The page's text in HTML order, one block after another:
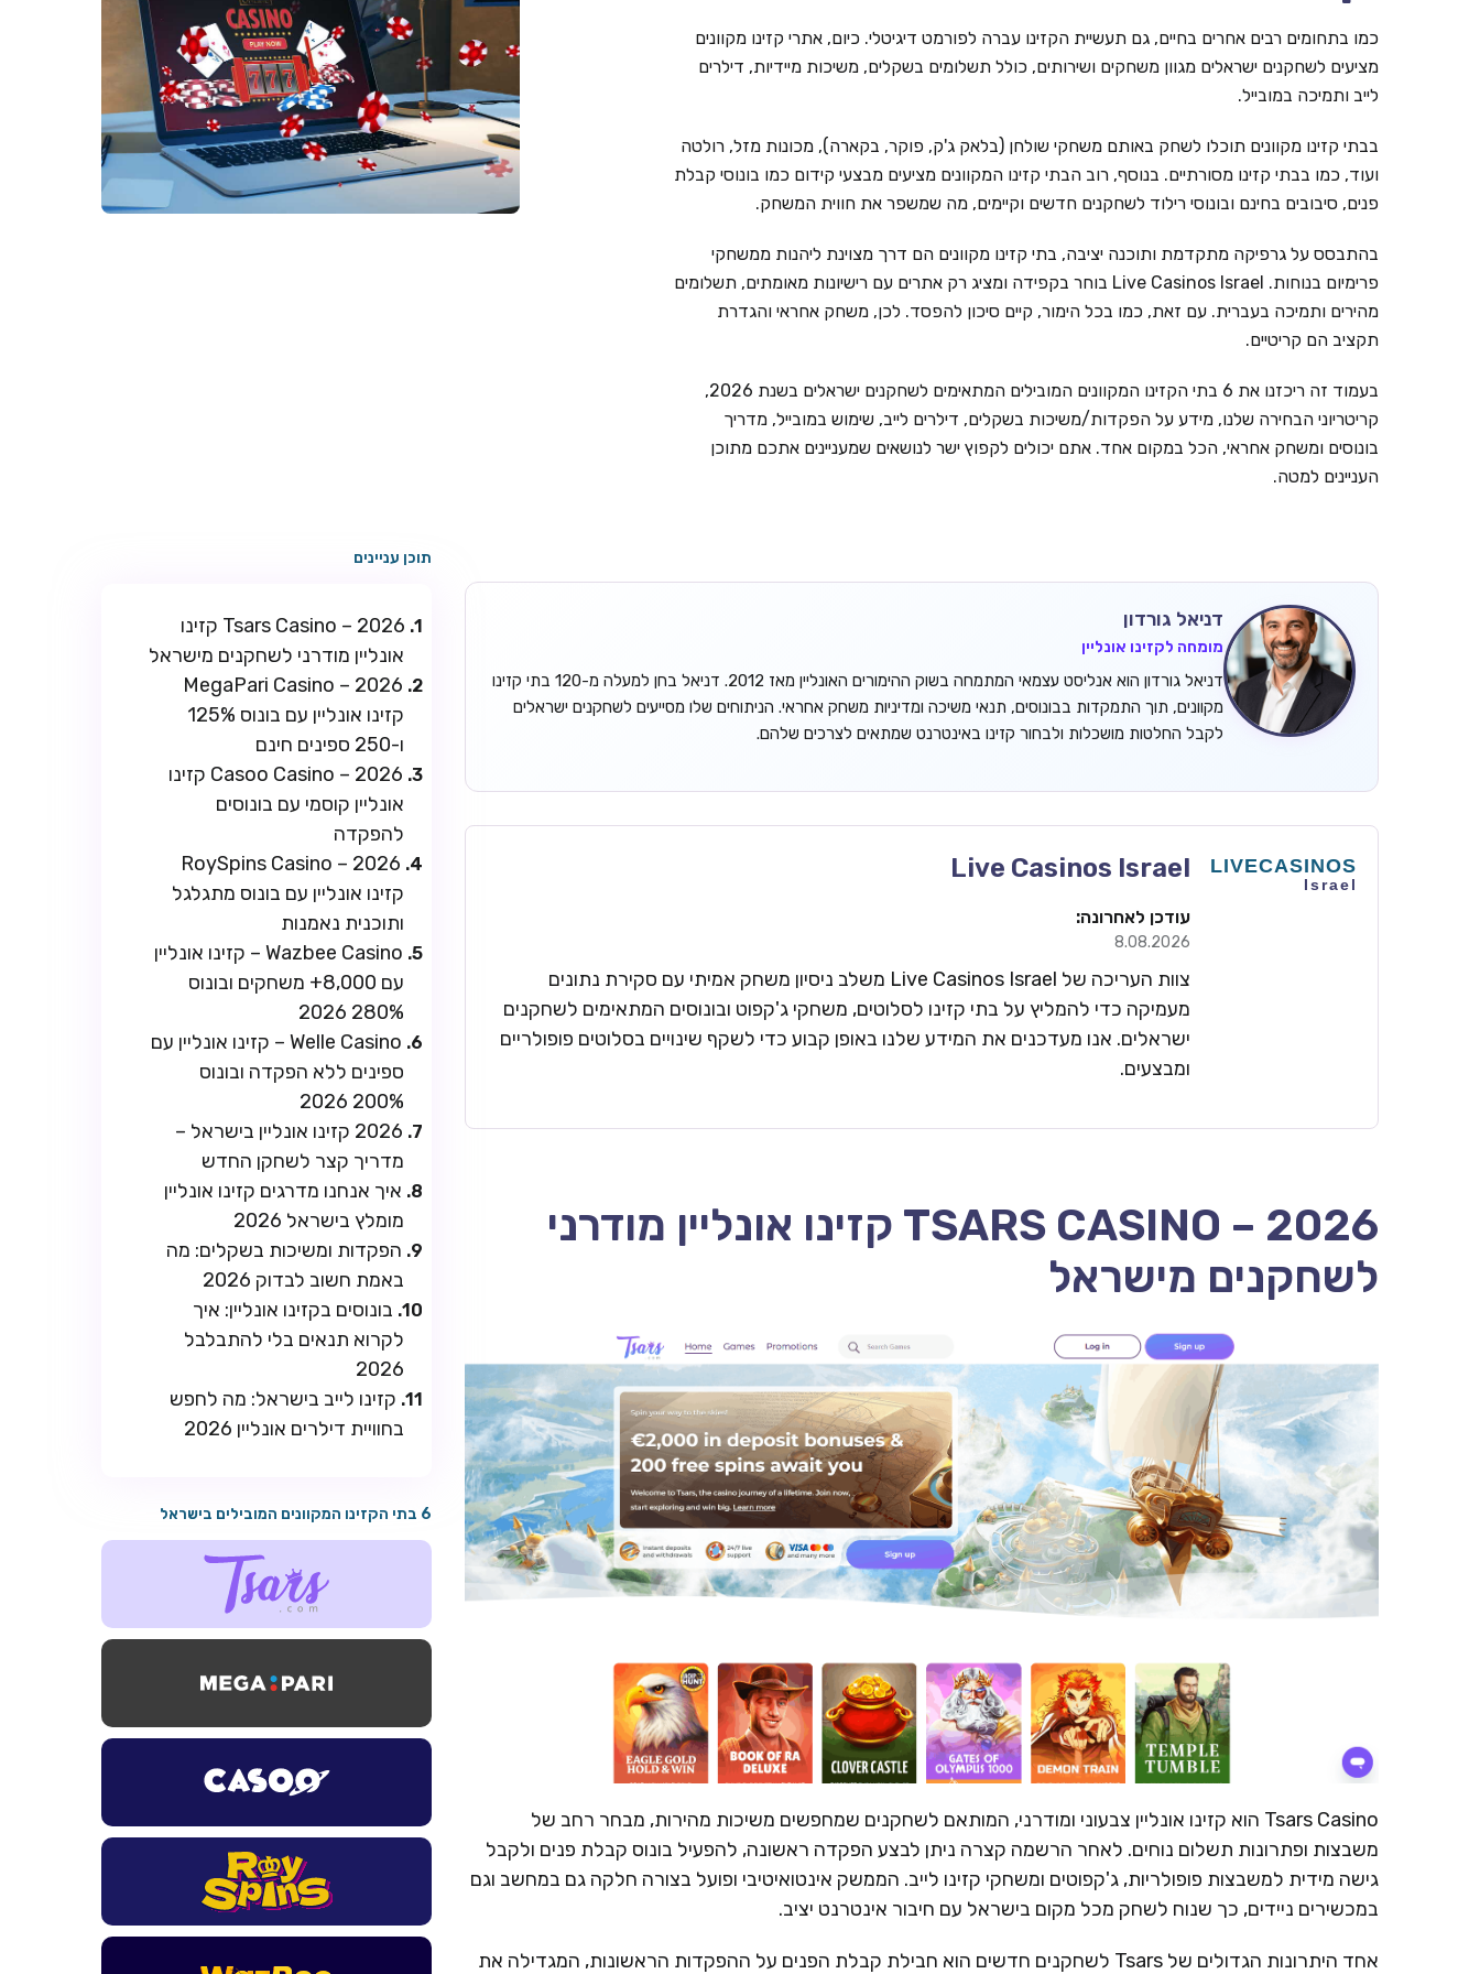
כמו בתחומים רבים אחרים בחיים, גם תעשיית הקזינו עברה לפורמט דיגיטלי. כיום, אתרי קזינו מקוונים
מציעים לשחקנים ישראלים מגוון משחקים ושירותים, כולל תשלומים בשקלים, משיכות מיידיות, דילרים
לייב ותמיכה במובייל.
בבתי קזינו מקוונים תוכלו לשחק באותם משחקי שולחן (בלאק ג'ק, פוקר, בקארה), מכונות מזל, רולטה
ועוד, כמו בבתי קזינו מסורתיים. בנוסף, רוב הבתי קזינו המקוונים מציעים מבצעי קידום כמו בונוסי קבלת
פנים, סיבובים בחינם ובונוסי רילוד לשחקנים חדשים וקיימים, מה שמשפר את חווית המשחק.
בהתבסס על גרפיקה מתקדמת ותוכנה יציבה, בתי קזינו מקוונים הם דרך מצוינת ליהנות ממשחקי
פרימיום בנוחות. Live Casinos Israel בוחר בקפידה ומציג רק אתרים עם רישיונות מאומתים, תשלומים
מהירים ותמיכה בעברית. עם זאת, כמו בכל הימור, קיים סיכון להפסד. לכן, משחק אחראי והגדרת
תקציב הם קריטיים.
בעמוד זה ריכזנו את 6 בתי הקזינו המקוונים המובילים המתאימים לשחקנים ישראלים בשנת 2026,
קריטריוני הבחירה שלנו, מידע על הפקדות/משיכות בשקלים, דילרים לייב, שימוש במובייל, מדריך
בונוסים ומשחק אחראי, הכל במקום אחד. אתם יכולים לקפוץ ישר לנושאים שמעניינים אתכם מתוכן
העניינים למטה.
דניאל גורדון
מומחה לקזינו אונליין
דניאל גורדון הוא אנליסט עצמאי המתמחה בשוק ההימורים האונליין מאז 2012. דניאל בחן למעלה מ-120 בתי קזינו
מקוונים, תוך התמקדות בבונוסים, תנאי משיכה ומדיניות משחק אחראי. הניתוחים שלו מסייעים לשחקנים ישראלים
לקבל החלטות מושכלות ולבחור קזינו באינטרנט שמתאים לצרכים שלהם.
Live Casinos Israel
עודכן לאחרונה:
8.08.2026
צוות העריכה של Live Casinos Israel משלב ניסיון משחק אמיתי עם סקירת נתונים
מעמיקה כדי להמליץ על בתי קזינו לסלוטים, משחקי ג'קפוט ובונוסים המתאימים לשחקנים
ישראלים. אנו מעדכנים את המידע שלנו באופן קבוע כדי לשקף שינויים בסלוטים פופולריים
ומבצעים.
TSARS CASINO – 2026 קזינו אונליין מודרני
לשחקנים מישראל
Tsars Casino הוא קזינו אונליין צבעוני ומודרני, המותאם לשחקנים שמחפשים משיכות מהירות, מבחר רחב של
משבצות ופתרונות תשלום נוחים. לאחר הרשמה קצרה ניתן לבצע הפקדה ראשונה, להפעיל בונוס קבלת פנים ולקבל
גישה מידית למשבצות פופולריות, ג'קפוטים ומשחקי קזינו לייב. הממשק אינטואיטיבי ופועל בצורה חלקה גם במחשב וגם
במכשירים ניידים, כך שנוח לשחק מכל מקום בישראל עם חיבור אינטרנט יציב.
אחד היתרונות הגדולים של Tsars לשחקנים חדשים הוא חבילת קבלת הפנים על ההפקדות הראשונות, המגדילה את
תוכן עניינים
Tsars Casino – 2026 קזינו
אונליין מודרני לשחקנים מישראל
MegaPari Casino – 2026
קזינו אונליין עם בונוס 125%
ו-250 ספינים חינם
Casoo Casino – 2026 קזינו
אונליין קוסמי עם בונוסים
להפקדה
RoySpins Casino – 2026
קזינו אונליין עם בונוס מתגלגל
ותוכנית נאמנות
Wazbee Casino – קזינו אונליין
עם 8,000+ משחקים ובונוס
280% 2026
Welle Casino – קזינו אונליין עם
ספינים ללא הפקדה ובונוס
200% 2026
2026 קזינו אונליין בישראל –
מדריך קצר לשחקן החדש
איך אנחנו מדרגים קזינו אונליין
מומלץ בישראל 2026
הפקדות ומשיכות בשקלים: מה
באמת חשוב לבדוק 2026
בונוסים בקזינו אונליין: איך
לקרוא תנאים בלי להתבלבל
2026
קזינו לייב בישראל: מה לחפש
בחוויית דילרים אונליין 2026
6 בתי הקזינו המקוונים המובילים בישראל